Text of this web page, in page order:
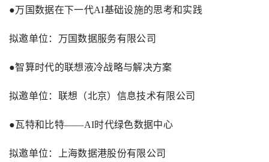
●万国数据在下一代AI基础设施的思考和实践
拟邀单位：万国数据服务有限公司
●智算时代的联想液冷战略与解决方案
拟邀单位：联想（北京）信息技术有限公司
●瓦特和比特——AI时代绿色数据中心
拟邀单位：上海数据港股份有限公司